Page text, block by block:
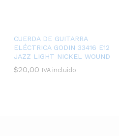
CUERDA DE GUITARRA
ELÉCTRICA GODIN 33416 E12
JAZZ LIGHT NICKEL WOUND
$20,00 IVA incluido